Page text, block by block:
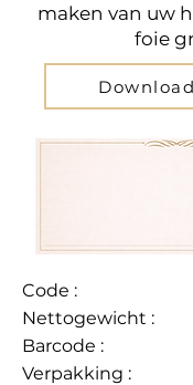
maken van uw
foie
Code :
Nettogewicht :
Barcode :
Verpakking :